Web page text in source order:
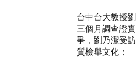
台中台大教授
三個月調查證
爭，劉乃潔受
質檢舉文化；